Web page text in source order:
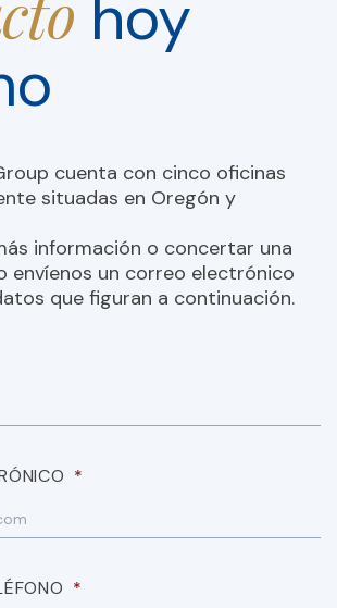
hoy
cuenta con cinco oficinas
situadas en Oregón y
información o concertar una
envíenos un correo electrónico
que figuran a continuación.
*
*